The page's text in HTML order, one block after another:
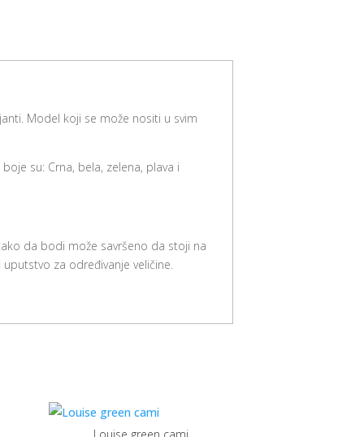
Model koji se može nositi u svim
su: Crna, bela, zelena, plava i
da bodi može savršeno da stoji na
za određivanje veličine.